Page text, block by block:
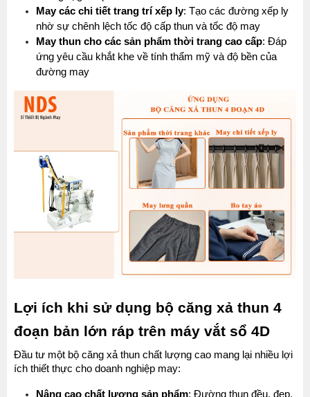
May các chi tiết trang trí xếp ly: Tạo các đường xếp ly
nhờ sự chênh lệch tốc độ cấp thun và tốc độ may
May thun cho các sản phẩm thời trang cao cấp: Đáp
ứng yêu cầu khắt khe về tính thẩm mỹ và độ bền của
đường may
Lợi ích khi sử dụng bộ căng xả thun 4
đoạn bản lớn ráp trên máy vắt sổ 4D
Đầu tư một bộ căng xả thun chất lượng cao mang lại nhiều lợi
ích thiết thực cho doanh nghiệp may:
Nâng cao chất lượng sản phẩm: Đường thun đều, đẹp,